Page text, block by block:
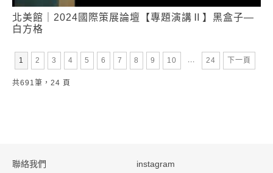
北美館｜2024國際策展論壇【專題演講Ⅱ】黑盒子—
白方格
1 第
2 第
3 第
4 第
5 第
6 第
7 第
8 第
9 第
10 ... 第
24 下一頁
共691筆，24 頁
聯絡我們
instagram